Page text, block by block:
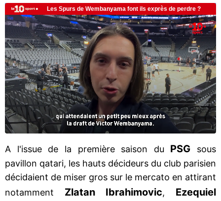
A l'issue de la première saison du PSG
sous
pavillon qatari, les hauts décideurs du club parisien
décidaient de miser gros sur le mercato en attirant
notamment Zlatan Ibrahimovic, Ezequiel